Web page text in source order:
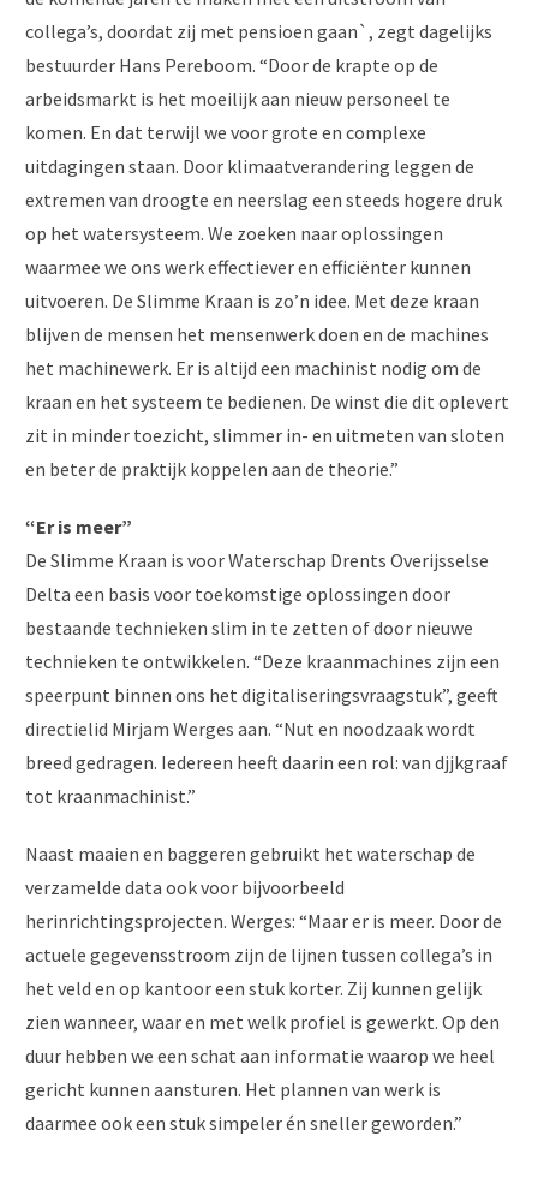
collega’s, doordat zij met pensioen gaan`, zegt dagelijks
bestuurder Hans Pereboom. “Door de krapte op de
arbeidsmarkt is het moeilijk aan nieuw personeel te
komen. En dat terwijl we voor grote en complexe
uitdagingen staan. Door klimaatverandering leggen de
extremen van droogte en neerslag een steeds hogere druk
op het watersysteem. We zoeken naar oplossingen
waarmee we ons werk effectiever en efficiënter kunnen
uitvoeren. De Slimme Kraan is zo’n idee. Met deze kraan
blijven de mensen het mensenwerk doen en de machines
het machinewerk. Er is altijd een machinist nodig om de
kraan en het systeem te bedienen. De winst die dit oplevert
zit in minder toezicht, slimmer in- en uitmeten van sloten
en beter de praktijk koppelen aan de theorie.”
“Er is meer”
De Slimme Kraan is voor Waterschap Drents Overijsselse
Delta een basis voor toekomstige oplossingen door
bestaande technieken slim in te zetten of door nieuwe
technieken te ontwikkelen. “Deze kraanmachines zijn een
speerpunt binnen ons het digitaliseringsvraagstuk”, geeft
directielid Mirjam Werges aan. “Nut en noodzaak wordt
breed gedragen. Iedereen heeft daarin een rol: van djjkgraaf
tot kraanmachinist.”
Naast maaien en baggeren gebruikt het waterschap de
verzamelde data ook voor bijvoorbeeld
herinrichtingsprojecten. Werges: “Maar er is meer. Door de
actuele gegevensstroom zijn de lijnen tussen collega’s in
het veld en op kantoor een stuk korter. Zij kunnen gelijk
zien wanneer, waar en met welk profiel is gewerkt. Op den
duur hebben we een schat aan informatie waarop we heel
gericht kunnen aansturen. Het plannen van werk is
daarmee ook een stuk simpeler én sneller geworden.”